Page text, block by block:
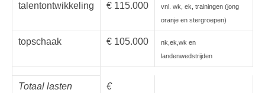
talentontwikkeling € 115.000
vnl. wk, ek, trainingen (jong
oranje en stergroepen)
topschaak € 105.000
nk,ek,wk en
landenwedstrijden
Totaal lasten
€